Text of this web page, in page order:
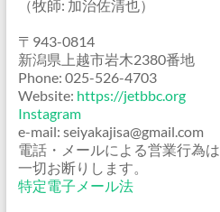
（牧師: 加治佐清也）
〒943-0814
新潟県上越市岩木2380番地
Phone: 025-526-4703
Website: https://jetbbc.org
Instagram
e-mail: seiyakajisa@gmail.com
電話・メールによる営業行為は
一切お断りします。
特定電子メール法